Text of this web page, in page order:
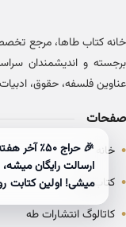
برجسته و اندیشمندان
عناوین فلسفه، حقوق،
صفحات
• خانه
• کتاب‌ها
• کاتالوگ انتشارات طه
میشی! اولین کتابت